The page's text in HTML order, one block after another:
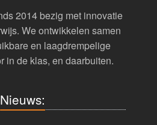
2014 bezig met innovatie
We ontwikkelen samen
en laagdrempelige
in de klas, en daarbuiten.
Nieuws: